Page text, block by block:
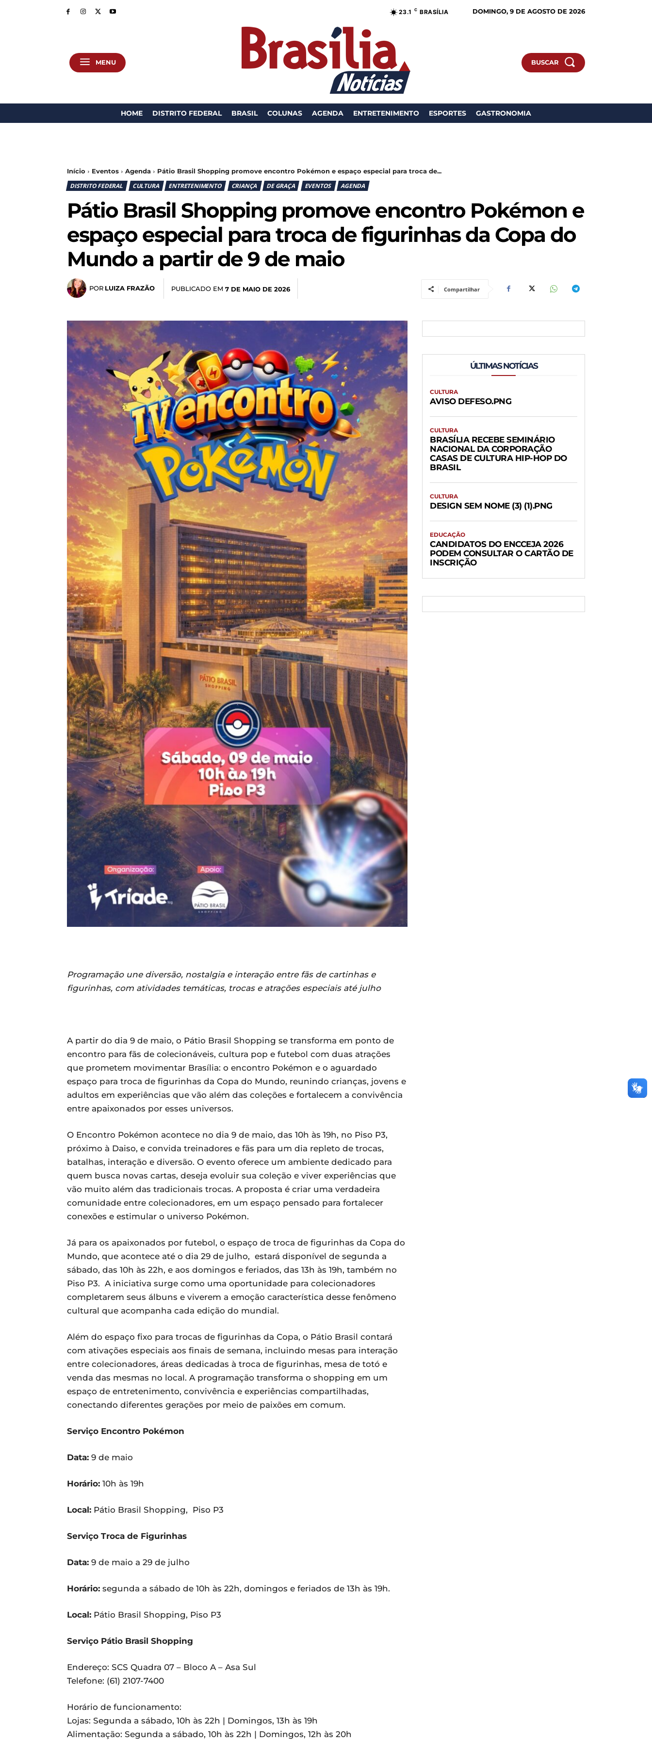
23.1 C BRASÍLIA DOMINGO, 9 DE AGOSTO DE 2026
MENU BUSCAR
HOME DISTRITO FEDERAL BRASIL COLUNAS AGENDA ENTRETENIMENTO ESPORTES GASTRONOMIA
Início Eventos Agenda Pátio Brasil Shopping promove encontro Pokémon e espaço especial para troca de...
DISTRITO FEDERAL CULTURA ENTRETENIMENTO CRIANÇA DE GRAÇA EVENTOS AGENDA
Pátio Brasil Shopping promove encontro Pokémon e
espaço especial para troca de figurinhas da Copa do
Mundo a partir de 9 de maio
POR LUIZA FRAZÃO PUBLICADO EM 7 DE MAIO DE 2026 Compartilhar
Programação une diversão, nostalgia e interação entre fãs de cartinhas e
figurinhas, com atividades temáticas, trocas e atrações especiais até julho
A partir do dia 9 de maio, o Pátio Brasil Shopping se transforma em ponto de
encontro para fãs de colecionáveis, cultura pop e futebol com duas atrações
que prometem movimentar Brasília: o encontro Pokémon e o aguardado
espaço para troca de figurinhas da Copa do Mundo, reunindo crianças, jovens e
adultos em experiências que vão além das coleções e fortalecem a convivência
entre apaixonados por esses universos.
O Encontro Pokémon acontece no dia 9 de maio, das 10h às 19h, no Piso P3,
próximo à Daiso, e convida treinadores e fãs para um dia repleto de trocas,
batalhas, interação e diversão. O evento oferece um ambiente dedicado para
quem busca novas cartas, deseja evoluir sua coleção e viver experiências que
vão muito além das tradicionais trocas. A proposta é criar uma verdadeira
comunidade entre colecionadores, em um espaço pensado para fortalecer
conexões e estimular o universo Pokémon.
Já para os apaixonados por futebol, o espaço de troca de figurinhas da Copa do
Mundo, que acontece até o dia 29 de julho, estará disponível de segunda a
sábado, das 10h às 22h, e aos domingos e feriados, das 13h às 19h, também no
Piso P3. A iniciativa surge como uma oportunidade para colecionadores
completarem seus álbuns e viverem a emoção característica desse fenômeno
cultural que acompanha cada edição do mundial.
Além do espaço fixo para trocas de figurinhas da Copa, o Pátio Brasil contará
com ativações especiais aos finais de semana, incluindo mesas para interação
entre colecionadores, áreas dedicadas à troca de figurinhas, mesa de totó e
venda das mesmas no local. A programação transforma o shopping em um
espaço de entretenimento, convivência e experiências compartilhadas,
conectando diferentes gerações por meio de paixões em comum.
Serviço Encontro Pokémon
Data: 9 de maio
Horário: 10h às 19h
Local: Pátio Brasil Shopping, Piso P3
Serviço Troca de Figurinhas
Data: 9 de maio a 29 de julho
Horário: segunda a sábado de 10h às 22h, domingos e feriados de 13h às 19h.
Local: Pátio Brasil Shopping, Piso P3
Serviço Pátio Brasil Shopping
Endereço: SCS Quadra 07 – Bloco A – Asa Sul
Telefone: (61) 2107-7400
Horário de funcionamento:
Lojas: Segunda a sábado, 10h às 22h | Domingos, 13h às 19h
Alimentação: Segunda a sábado, 10h às 22h | Domingos, 12h às 20h
ÚLTIMAS NOTÍCIAS
CULTURA
AVISO DEFESO.PNG
CULTURA
BRASÍLIA RECEBE SEMINÁRIO
NACIONAL DA CORPORAÇÃO
CASAS DE CULTURA HIP-HOP DO
BRASIL
CULTURA
DESIGN SEM NOME (3) (1).PNG
EDUCAÇÃO
CANDIDATOS DO ENCCEJA 2026
PODEM CONSULTAR O CARTÃO DE
INSCRIÇÃO